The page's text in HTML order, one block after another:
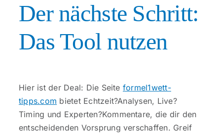
Der nächste Schritt:
Das Tool nutzen
Hier ist der Deal: Die Seite formel1wett-
tipps.com bietet Echtzeit?Analysen, Live?
Timing und Experten?Kommentare, die dir den
entscheidenden Vorsprung verschaffen. Greif